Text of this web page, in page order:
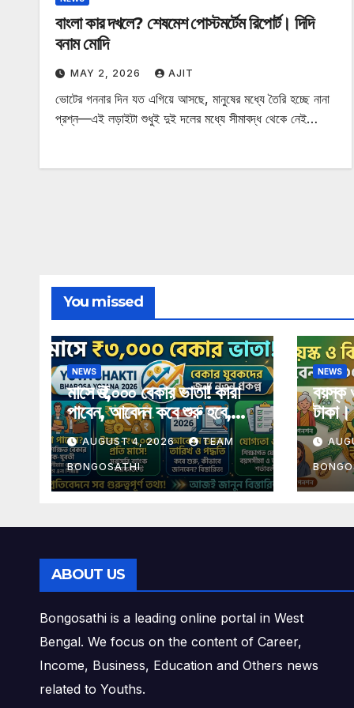
বাংলা কার দখলে? শেষমেশ পোস্টমর্টেম রিপোর্ট। দিদি
বনাম মোদি
MAY 2, 2026 AJIT
ভোটের গননার দিন যত এগিয়ে আসছে, মানুষের মধ্যে তৈরি হচ্ছে নানা
প্রশ্ন—এই লড়াইটা শুধুই দুই দলের মধ্যে সীমাবদ্ধ থেকে নেই…
You missed
NEWS
মাসে ₹৩,০০০ বেকার ভাতা! কারা
পাবেন, আবেদন কবে শুরু হবে,
যোগ্যতা, শর্ত, টাকা, স্ট্যাটাস ও
গুরুত্বপূর্ণ তথ্য এক প্রতিবেদনে
AUGUST 4, 2026 TEAM
BONGOSATHI
NEWS
বয়স্ক
টাকা।
ABOUT US
Bongosathi is a leading online portal in West
Bengal. We focus on the content of Career,
Income, Business, Education and Others news
related to Youths.